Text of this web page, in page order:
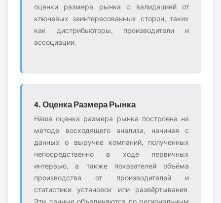
оценки размера рынка с валидацией от
ключевых заинтересованных сторон, таких
как дистрибьюторы, производители и
ассоциации.
4. Оценка Размера Рынка
Наша оценка размера рынка построена на
методе восходящего анализа, начиная с
данных о выручке компаний, полученных
непосредственно в ходе первичных
интервью, а также показателей объёма
производства от производителей и
статистики установок или развёртывания.